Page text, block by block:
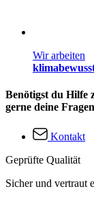
Wir arbeiten
Benötigst du Hilfe
gerne deine
Kontakt
Geprüfte Qualität
Sicher und vertraut